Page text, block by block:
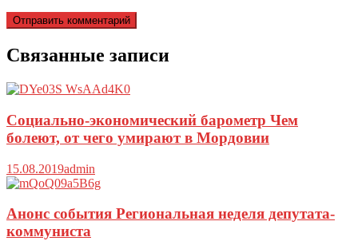
Связанные записи
Социально-экономический барометр Чем
болеют, от чего умирают в Мордовии
15.08.2019admin
Анонс события Региональная неделя депутата-
коммуниста